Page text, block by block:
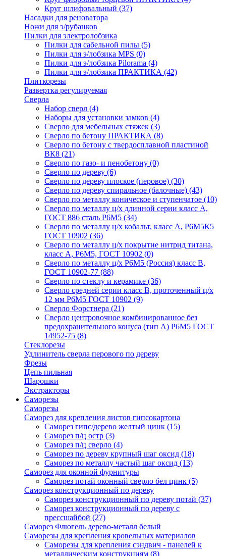
Круг шлифовальный (37)
Насадки для реноватора
Ножи для э/рубанков
Пилки для электролобзика
Пилки для сабельной пилы (5)
Пилки для э/лобзика MPS (0)
Пилки для э/лобзика Pilorama (4)
Пилки для э/лобзика ПРАКТИКА (42)
Плиткорезы
Развертка регулируемая
Сверла
Набор сверл (4)
Наборы для установки замков (4)
Сверло для мебельных стяжек (3)
Сверло по бетону ПРАКТИКА (8)
Сверло по бетону с твердосплавной пластиной
ВК8 (21)
Сверло по газо- и пенобетону (0)
Сверло по дереву (6)
Сверло по дереву плоское (перовое) (30)
Сверло по дереву спиральное (балочные) (43)
Сверло по металлу коническое и ступенчатое (10)
Сверло по металлу ц/х длинной серии класс А,
ГОСТ 886 сталь Р6М5 (34)
Сверло по металлу ц/х кобальт, класс А, Р6М5К5
ГОСТ 10902 (36)
Сверло по металлу ц/х покрытие нитрид титана,
класс А, Р6М5, ГОСТ 10902 (0)
Сверло по металлу ц/х Р6М5 (Россия) класс В,
ГОСТ 10902-77 (88)
Сверло по стеклу и керамике (36)
Сверло средней серии класс В, проточенный ц/х
12 мм Р6М5 ГОСТ 10902 (9)
Сверло Форстнера (21)
Сверло центровочное комбинированное без
предохранительного конуса (тип А) Р6М5 ГОСТ
14952-75 (8)
Стеклорезы
Удлинитель сверла перового по дереву
Фрезы
Цепь пильная
Шарошки
Экстракторы
Саморезы
Саморезы
Саморез для крепления листов гипсокартона
Саморез гипс/дерево желтый цинк (15)
Саморез п/ц остр (3)
Саморез п/ц сверло (4)
Саморез по дереву крупный шаг оксид (18)
Саморез по металлу частый шаг оксид (13)
Саморез для оконной фурнитуры
Саморез потай оконный сверло бел цинк (5)
Саморез конструкционный по дереву
Саморез конструкционный по дереву потай (37)
Саморез конструкционный по дереву с
прессшайбой (27)
Саморез Флюгель дерево-металл белый
Саморезы для крепления кровельных материалов
Саморезы для крепления сэндвич - панелей к
металлическим конструкциям (8)